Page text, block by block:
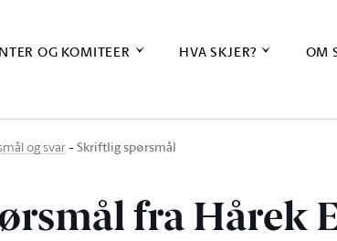
OG KOMITEER HVA SKJER? OM
og svar Skriftlig spørsmål
fra Hårek